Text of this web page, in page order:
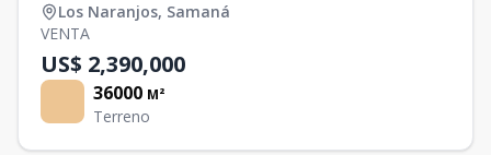
Los Naranjos, Samaná
VENTA
US$ 2,390,000
36000 M²
Terreno